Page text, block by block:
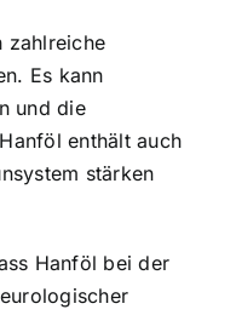
zahlreiche
Es kann
und die
enthält auch
stärken
Hanföl bei der